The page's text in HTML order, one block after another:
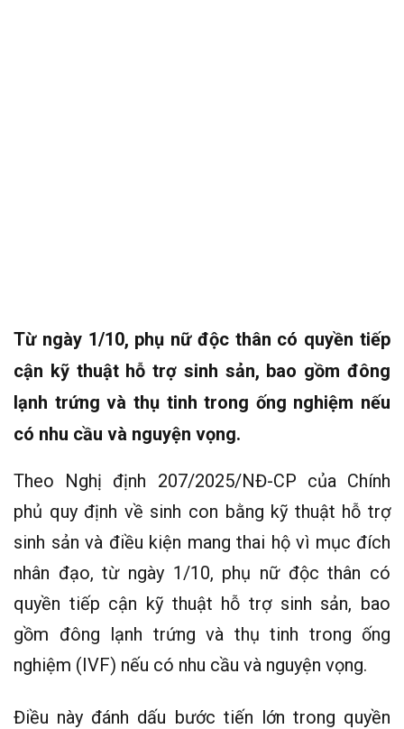
Từ ngày 1/10, phụ nữ độc thân có quyền tiếp
cận kỹ thuật hỗ trợ sinh sản, bao gồm đông
lạnh trứng và thụ tinh trong ống nghiệm nếu
có nhu cầu và nguyện vọng.
Theo Nghị định 207/2025/NĐ-CP của Chính
phủ quy định về sinh con bằng kỹ thuật hỗ trợ
sinh sản và điều kiện mang thai hộ vì mục đích
nhân đạo, từ ngày 1/10, phụ nữ độc thân có
quyền tiếp cận kỹ thuật hỗ trợ sinh sản, bao
gồm đông lạnh trứng và thụ tinh trong ống
nghiệm (IVF) nếu có nhu cầu và nguyện vọng.
Điều này đánh dấu bước tiến lớn trong quyền